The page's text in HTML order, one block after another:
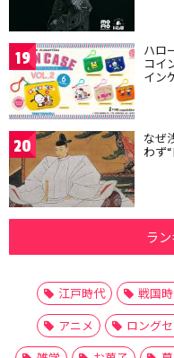
19 ハロ
コイ
イン
20 なぜ
わず
ラ
江戸時代 戦国
アニメ
ロング